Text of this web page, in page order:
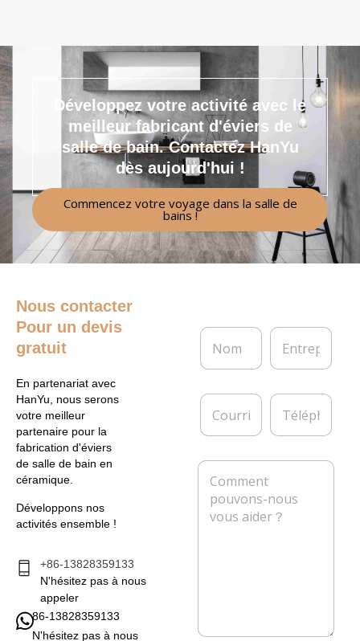
Développez votre activité avec le
meilleur fabricant d'éviers de
salle de bain.Contactez HanYu
dès aujourd'hui !
Commencez votre voyage dans la salle de
bains !
Nous contacter
Pour un devis
gratuit
En partenariat avec
HanYu, nous serons
votre meilleur
partenaire pour la
fabrication d'éviers
de salle de bain en
céramique.
Développons nos
activités ensemble !
+86-13828359133
N'hésitez pas à nous
appeler
86-13828359133
N'hésitez pas à nous
N
m
E
t
e
C
u
r
T
l
p
n
e
M